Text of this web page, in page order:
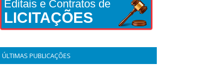
Editais e Contratos de
LICITAÇÕES
ÚLTIMAS PUBLICAÇÕES